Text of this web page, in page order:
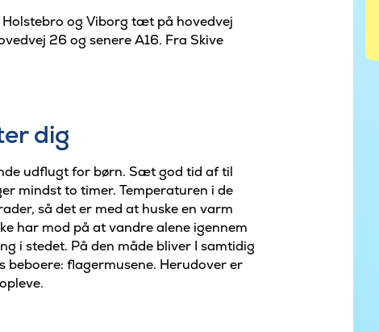
og Viborg tæt på hovedvej
26 og senere A16. Fra Skive
dig
udflugt for børn. Sæt god tid af til
mindst to timer. Temperaturen i de
så det er med at huske en varm
har mod på at vandre alene igennem
i stedet. På den måde bliver I samtidig
beboere: flagermusene. Herudover er